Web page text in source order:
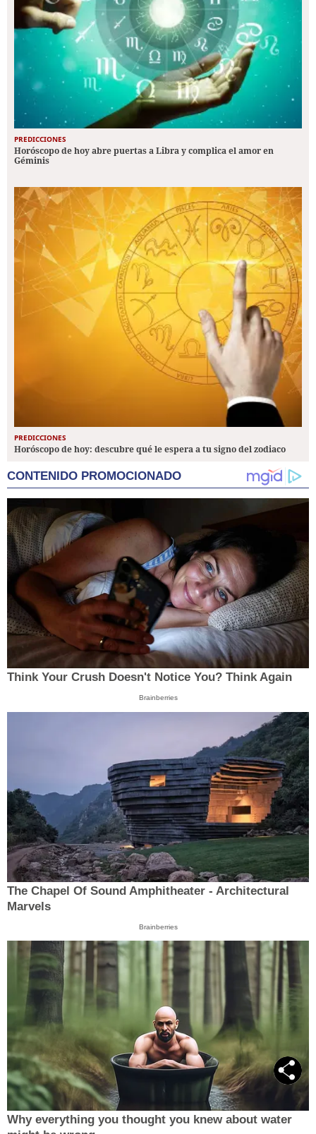
PREDICCIONES
Horóscopo de hoy abre puertas a Libra y complica el amor en
Géminis
PREDICCIONES
Horóscopo de hoy: descubre qué le espera a tu signo del zodiaco
CONTENIDO PROMOCIONADO
Think Your Crush Doesn't Notice You? Think Again
Brainberries
The Chapel Of Sound Amphitheater - Architectural
Marvels
Brainberries
Why everything you thought you knew about water